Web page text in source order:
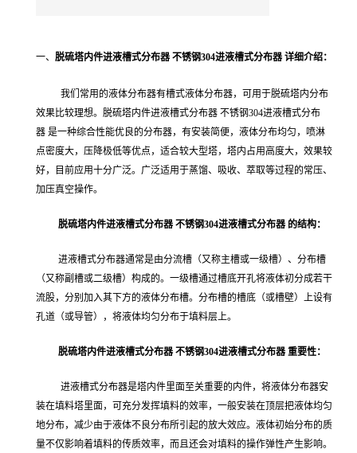
一、 脱硫塔内件进液槽式分布器 不锈钢304进液槽式分布器 详细介绍：
我们 常用的液体分布器有槽式液体分布器，可用于脱硫塔内分布
效果比较理想。 脱硫塔内件进液槽式分布器 不锈钢304进液槽式分布
器 是一种综合性能优良的分布器，有安装简便，液体分布均匀，喷淋
点密度大，压降极低等优点， 适合较大型塔，塔内占用高度大，效果较
好，
目前应用十分广泛。 广泛适用于蒸馏、吸收、萃取等过程的常压、
加压真空操作。
脱硫塔内件进液槽式分布器 不锈钢304进液槽式分布器 的结构：
进液槽式分布器通常是由分流槽（又称主槽或一级槽）、分布槽
（又称副槽或二级槽）构成的。一级槽通过槽底开孔将液体初分成若干
流股，分别加入其下方的液体分布槽。分布槽的槽底（或槽壁）上设有
孔道（或导管），将液体均匀分布于填料层上。
脱硫塔内件进液槽式分布器 不锈钢304进液槽式分布器 重要性：
进液槽式分布器是塔内件里面至关重要的内件，将液体分布器安
装在填料塔里面，可充分发挥填料的效率，一般安装在顶层把液体均匀
地分布，减少由于液体不良分布所引起的放大效应。液体初始分布的质
量不仅影响着填料的传质效率，而且还会对填料的操作弹性产生影响。